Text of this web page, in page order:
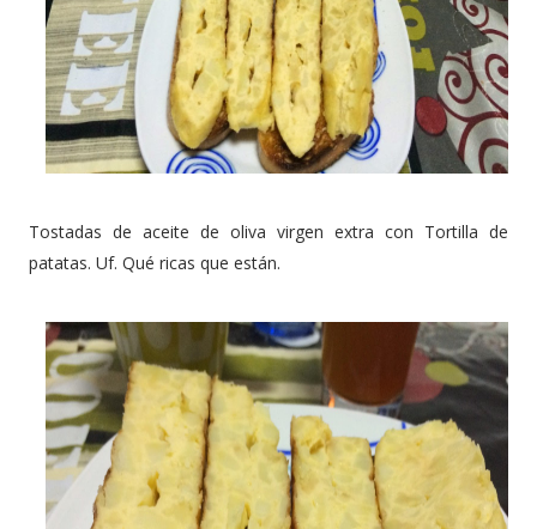
Tostadas de aceite de oliva virgen extra con Tortilla de
patatas. Uf. Qué ricas que están.